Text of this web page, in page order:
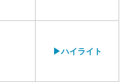
▶ハイライト